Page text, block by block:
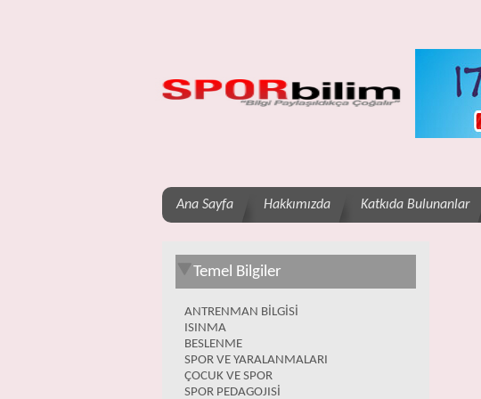
Ana Sayfa Hakkımızda Katkıda Bulunanlar
Temel Bilgiler
ANTRENMAN BİLGİSİ
ISINMA
BESLENME
SPOR VE YARALANMALARI
ÇOCUK VE SPOR
SPOR PEDAGOJISİ